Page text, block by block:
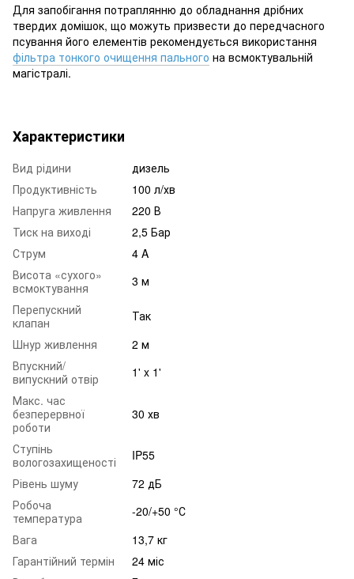
Для запобігання потраплянню до обладнання дрібних
твердих домішок, що можуть призвести до передчасного
псування його елементів рекомендується використання
фільтра тонкого очищення пального на всмоктувальній
магістралі.
Характеристики
Вид рідини
дизель
Продуктивність
100 л/хв
Напруга живлення
220 В
Тиск на виході
2,5 Бар
Струм
4 A
Висота «сухого»
всмоктування
3 м
Перепускний
клапан
Так
Шнур живлення
2 м
Впускний/
випускний отвір
1' x 1'
Макс. час
безперервної
роботи
30 хв
Ступінь
вологозахищеності
IP55
Рівень шуму
72 дБ
Робоча
температура
-20/+50 °С
Вага
13,7 кг
Гарантійний термін
24 міс